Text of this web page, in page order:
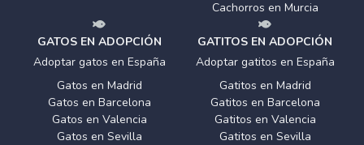
Cachorros en Murcia
GATOS EN ADOPCIÓN
Adoptar gatos en España
Gatos en Madrid
Gatos en Barcelona
Gatos en Valencia
Gatos en Sevilla
GATITOS EN ADOPCIÓN
Adoptar gatitos en España
Gatitos en Madrid
Gatitos en Barcelona
Gatitos en Valencia
Gatitos en Sevilla